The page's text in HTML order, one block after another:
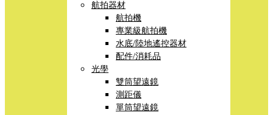
航拍器材
航拍機
專業級航拍機
水底/陸地遙控器材
配件/消耗品
光學
雙筒望遠鏡
測距儀
單筒望遠鏡